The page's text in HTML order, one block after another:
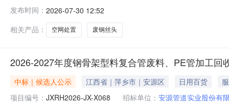
发布时间： 2026-07-30 12:52
相关产品：
空网处置 废钢丝头
2026-2027年度钢骨架型料复合管废料、PE管加工
中标｜候选人公示 江西省｜萍乡市｜安源区 日用百货
项目编号： JXRH2026-JX-X068 招标单位： 安源管道实业股份有